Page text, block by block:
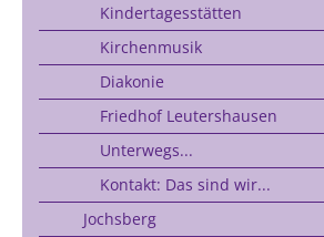
Kindertagesstätten
Kirchenmusik
Diakonie
Friedhof Leutershausen
Unterwegs...
Kontakt: Das sind wir...
Jochsberg